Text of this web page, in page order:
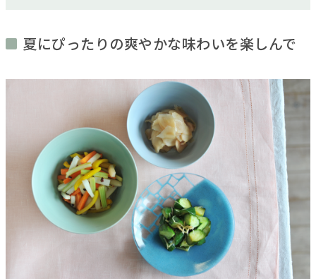
夏にぴったりの爽やかな味わいを楽しんで